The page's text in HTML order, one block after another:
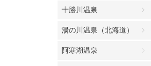
十勝川温泉
湯の川温泉（北海道）
阿寒湖温泉